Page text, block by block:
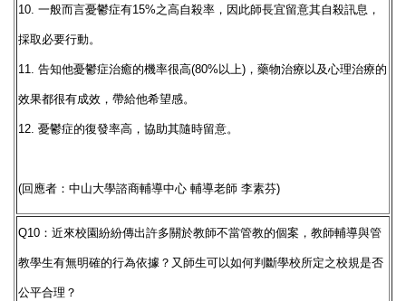
10. 一般而言憂鬱症有15%之高自殺率，因此師長宜留意其自殺訊息，
採取必要行動。
11. 告知他憂鬱症治癒的機率很高(80%以上)，藥物治療以及心理治療的
效果都很有成效，帶給他希望感。
12. 憂鬱症的復發率高，協助其隨時留意。
(回應者：中山大學諮商輔導中心 輔導老師 李素芬)
Q10：近來校園紛紛傳出許多關於教師不當管教的個案，教師輔導與管
教學生有無明確的行為依據？又師生可以如何判斷學校所定之校規是否
公平合理？